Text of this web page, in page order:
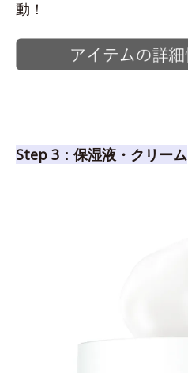
動！
Step 3：保湿液・クリーム